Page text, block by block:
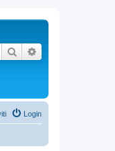
Cerca
Login